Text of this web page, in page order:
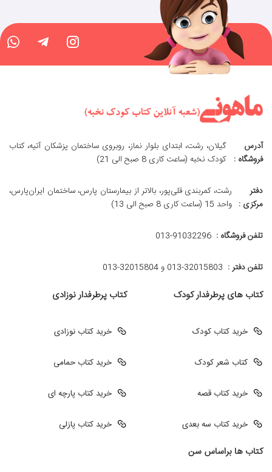
آدرس
فروشگاه :
گیلان، رشت، ابتدای بلوار نماز، روبروی ساختمان پزشکان آتیه، کتاب
کودک نخبه (ساعت کاری 8 صبح الی 21)
دفتر
مرکزی :
رشت، کمربندی قلی‌پور، بالاتر از بیمارستان پارس، ساختمان ایران‌پارس،
واحد 15 (ساعت کاری 8 صبح الی 13)
تلفن فروشگاه : 013-91032296
تلفن دفتر : 013-32015803 و 32015804-013
کتاب های پرطرفدار کودک
خرید کتاب کودک
کتاب شعر کودک
خرید کتاب قصه
خرید کتاب سه بعدی
کتاب پرطرفدار نوزادی
خرید کتاب نوزادی
خرید کتاب حمامی
خرید کتاب پارچه ای
خرید کتاب پازلی
کتاب ها براساس سن